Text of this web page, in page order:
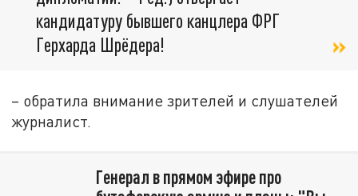
кандидатуру бывшего канцлера ФРГ
Герхарда Шрёдера!
– обратила внимание зрителей и слушателей
журналист.
Генерал в прямом эфире про